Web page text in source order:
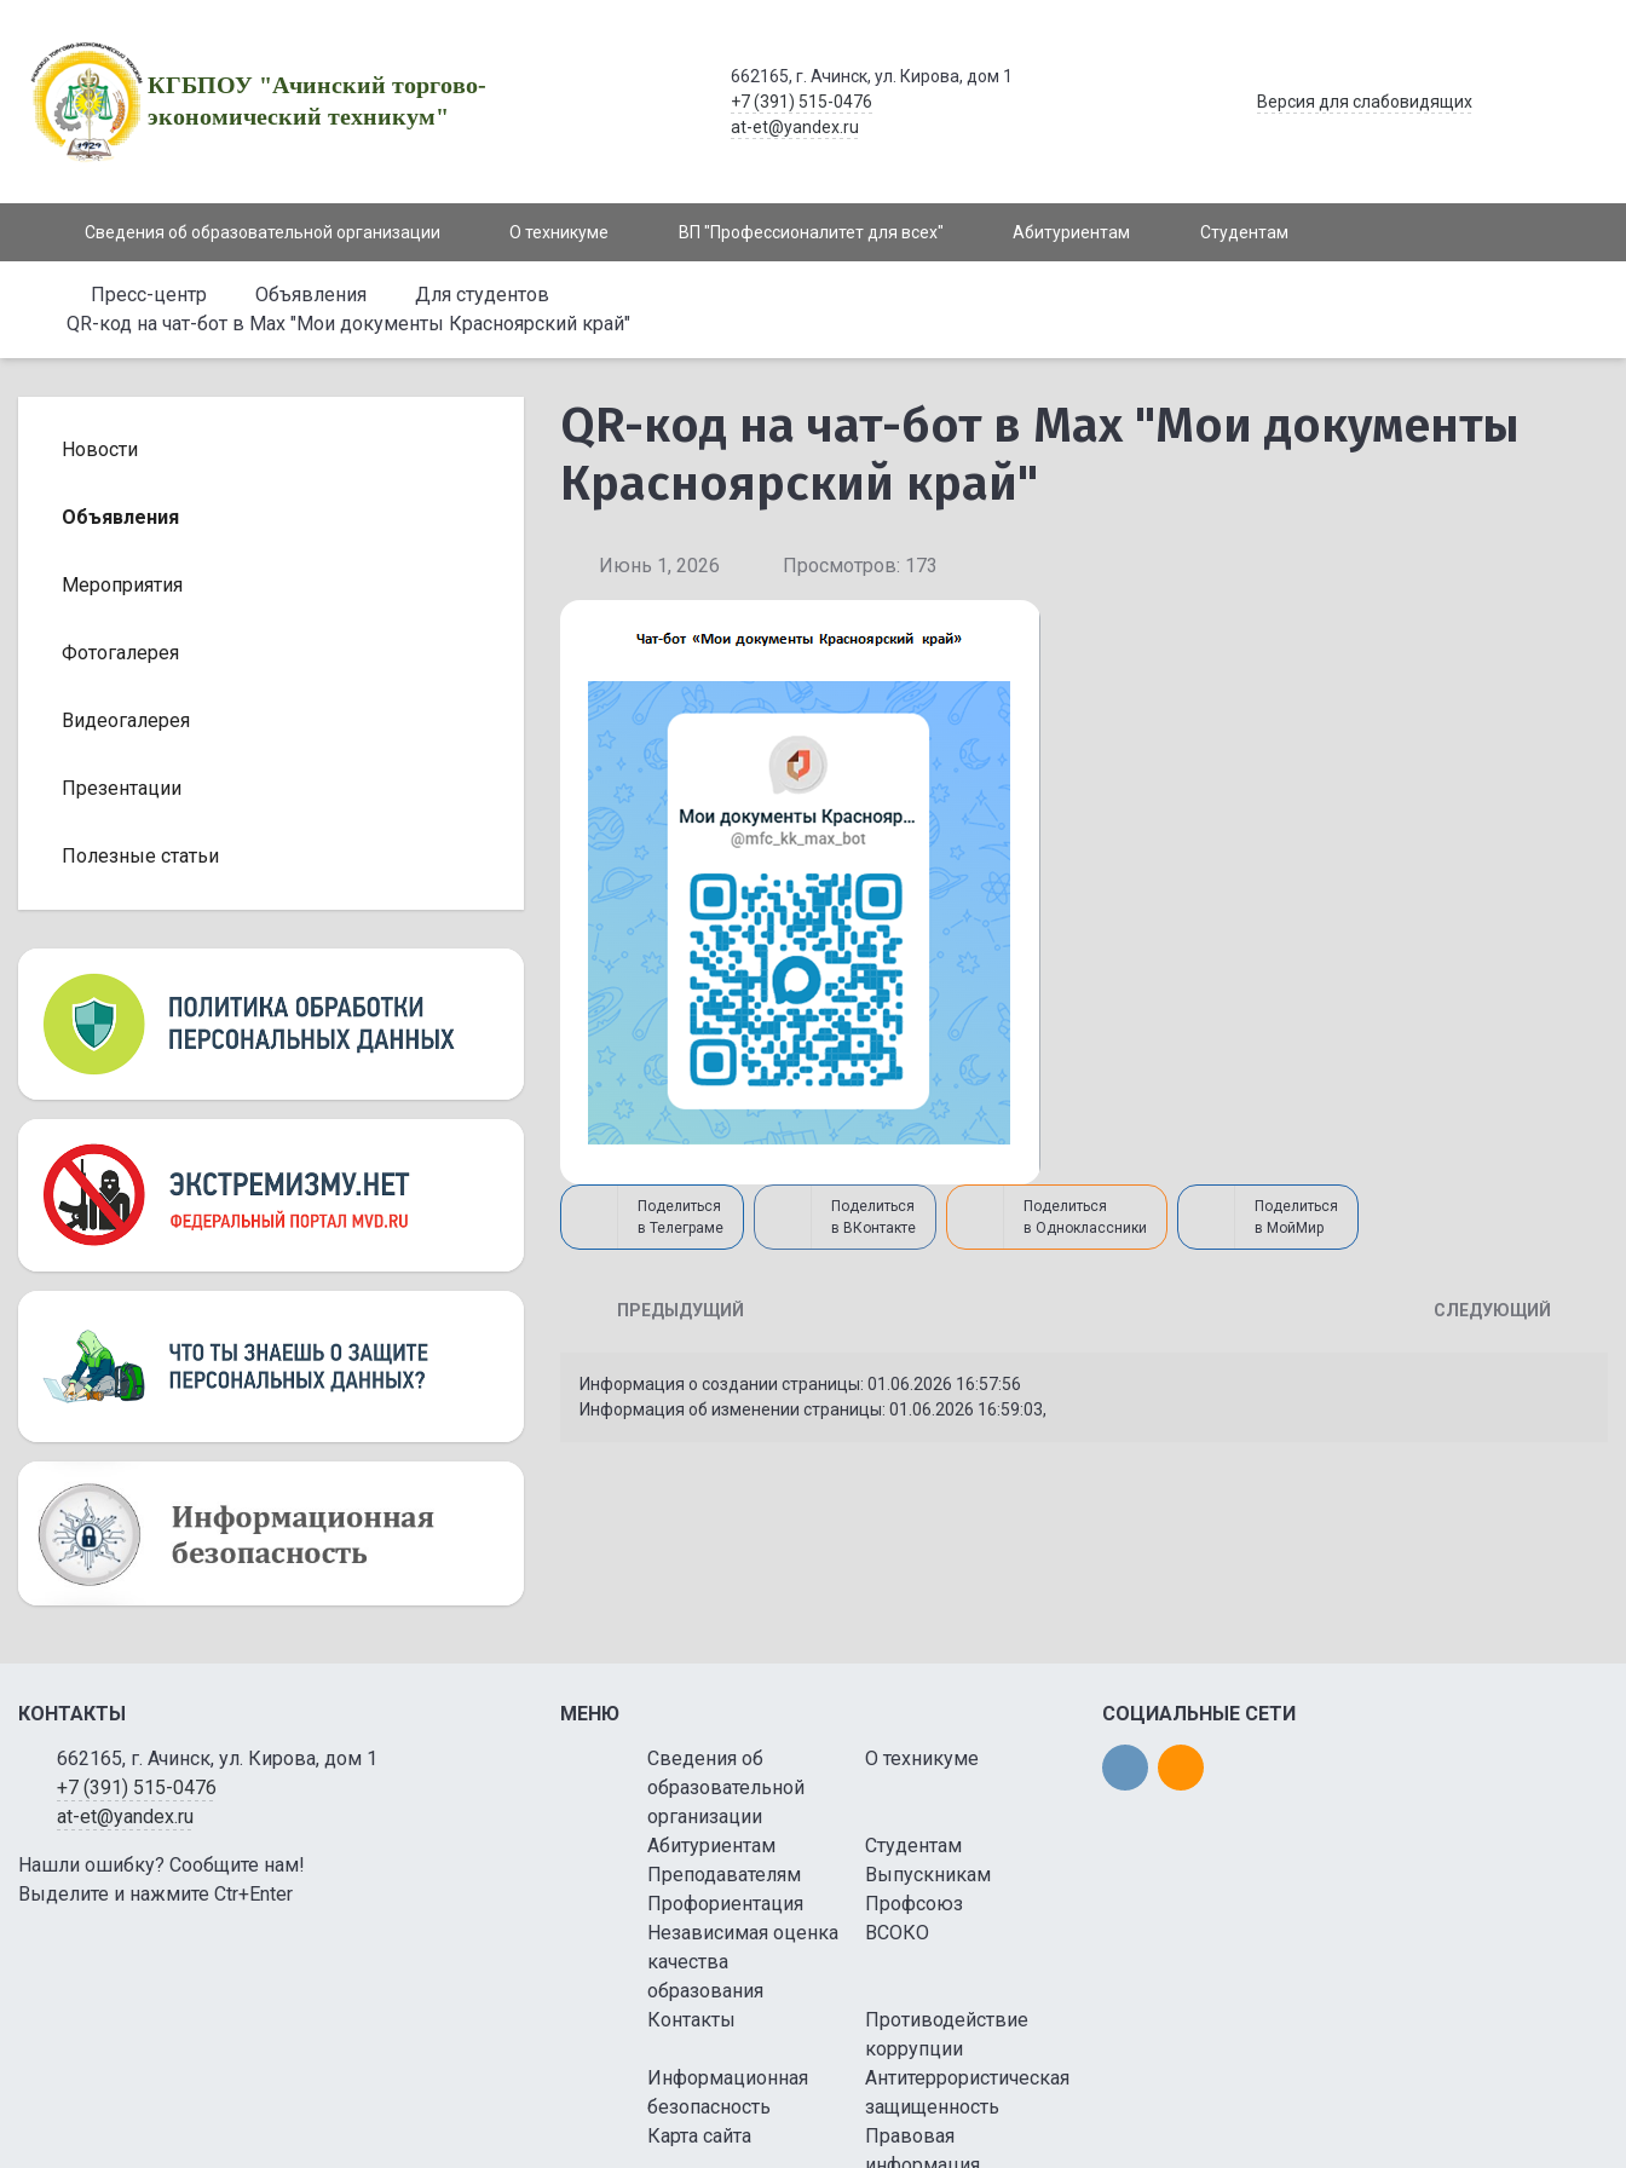
КГБПОУ "Ачинский торгово-
экономический техникум"
662165, г. Ачинск, ул. Кирова, дом 1
+7 (391) 515-0476
at-et@yandex.ru
Версия для слабовидящих
Сведения об образовательной организации О техникуме ВП "Профессионалитет для всех" Абитуриентам Студентам
Пресс-центр Объявления
Для студентов
QR-код на чат-бот в Мах "Мои документы Красноярский край"
Новости
Объявления
Мероприятия
Фотогалерея
Видеогалерея
Презентации
Полезные статьи
QR-код на чат-бот в Мах "Мои документы
Красноярский край"
Июнь 1, 2026 Просмотров: 173
Поделиться
в Телеграме
Поделиться
в ВКонтакте
Поделиться
в Одноклассники
Поделиться
в МойМир
ПРЕДЫДУЩИЙ СЛЕДУЮЩИЙ
Информация о создании страницы: 01.06.2026 16:57:56
Информация об изменении страницы: 01.06.2026 16:59:03,
КОНТАКТЫ
662165, г. Ачинск, ул. Кирова, дом 1
+7 (391) 515-0476
at-et@yandex.ru
Нашли ошибку? Сообщите нам!
Выделите и нажмите Ctr+Enter
МЕНЮ
Сведения об
образовательной
организации
О техникуме
Абитуриентам
Студентам
Преподавателям
Выпускникам
Профориентация
Профсоюз
Независимая оценка
качества
образования
ВСОКО
Контакты
Противодействие
коррупции
Информационная
безопасность
Антитеррористическая
защищенность
Карта сайта
Правовая
СОЦИАЛЬНЫЕ СЕТИ